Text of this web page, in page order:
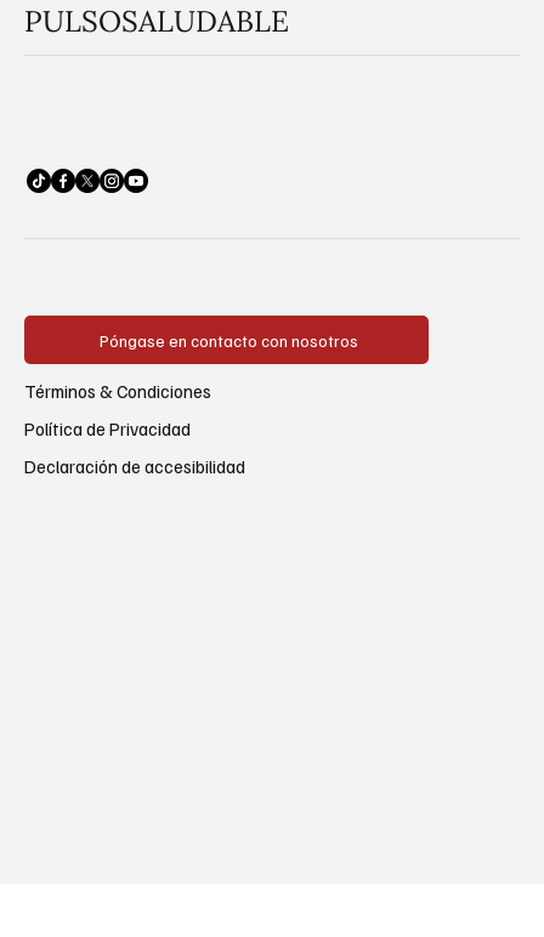
PULSOSALUDABLE
Póngase en contacto con nosotros
Política de Privacidad
Términos & Condiciones
Declaración de accesibilidad